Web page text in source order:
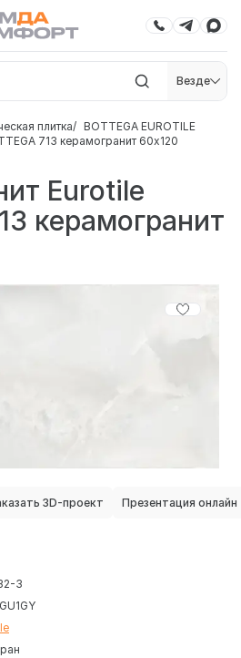
Везде
плитка
BOTTEGA EUROTILE
713 керамогранит 60x120
Eurotile
керамогранит
3D-проект Презентация онлайн
3